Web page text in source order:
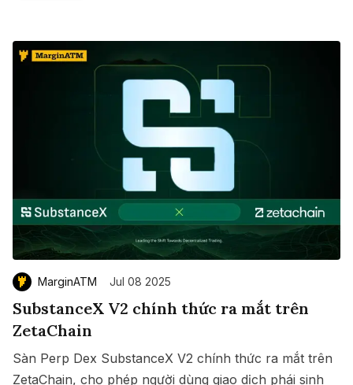
MarginATM Jul 08 2025
SubstanceX V2 chính thức ra mắt trên
ZetaChain
Sàn Perp Dex SubstanceX V2 chính thức ra mắt trên
ZetaChain, cho phép người dùng giao dịch phái sinh